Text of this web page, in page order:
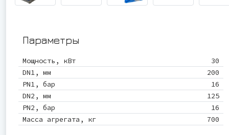
Параметры
Мощность, кВт
30
DN1, мм
200
PN1, бар
16
DN2, мм
125
PN2, бар
16
Масса агрегата, кг
700